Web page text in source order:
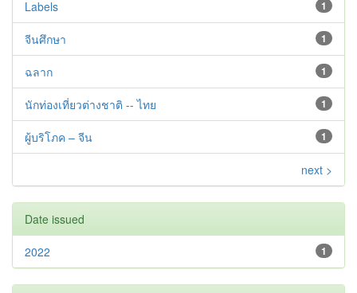
1
Labels
1
จีนศึกษา
1
ฉลาก
1
นักท่องเที่ยวต่างชาติ -- ไทย
1
ผู้บริโภค – จีน
next >
Date issued
1
2022